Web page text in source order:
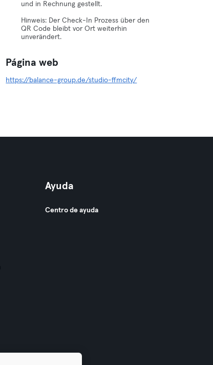
und in Rechnung gestellt.
Hinweis: Der Check-In Prozess über den
QR Code bleibt vor Ort weiterhin
unverändert.
Página web
https://balance-group.de/studio-ffmcity/
Ayuda
Centro de ayuda